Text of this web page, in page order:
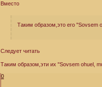
Вместо
Таким образом,это его "Sovsem
Следует читать
Таким образом,эти их "Sovsem ohuel,
0